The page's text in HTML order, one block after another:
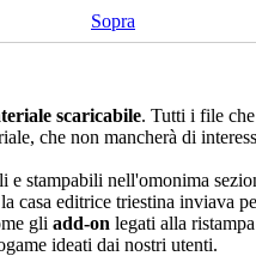
Sopra
scaricabile. Tutti i file
che non mancherà di
e stampabili nell'omonima
casa editrice triestina inviava
gli add-on legati alla
ideati dai nostri utenti.